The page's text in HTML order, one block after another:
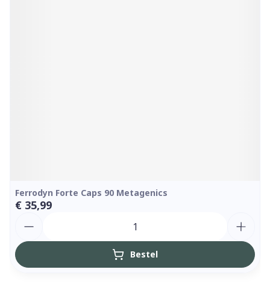
Ferrodyn Forte Caps 90 Metagenics
€ 35,99
Bestel